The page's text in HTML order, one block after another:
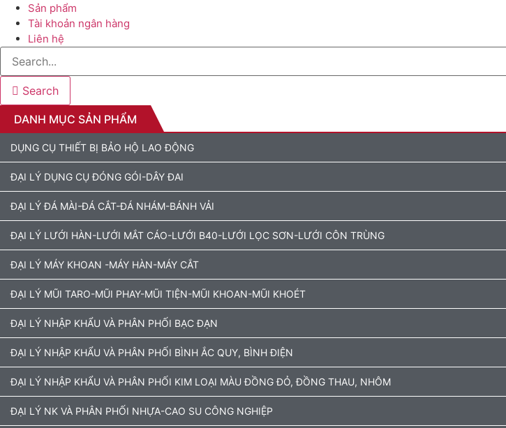
Sản phẩm
Tài khoản ngân hàng
Liên hệ
Search
DANH MỤC SẢN PHẨM
DỤNG CỤ THIẾT BỊ BẢO HỘ LAO ĐỘNG
ĐẠI LÝ DỤNG CỤ ĐÓNG GÓI-DÂY ĐAI
ĐẠI LÝ ĐÁ MÀI-ĐÁ CẮT-ĐÁ NHÁM-BÁNH VẢI
ĐẠI LÝ LƯỚI HÀN-LƯỚI MẮT CÁO-LƯỚI B40-LƯỚI LỌC SƠN-LƯỚI CÔN TRÙNG
ĐẠI LÝ MÁY KHOAN -MÁY HÀN-MÁY CẮT
ĐẠI LÝ MŨI TARO-MŨI PHAY-MŨI TIỆN-MŨI KHOAN-MŨI KHOÉT
ĐẠI LÝ NHẬP KHẨU VÀ PHÂN PHỐI BẠC ĐẠN
ĐẠI LÝ NHẬP KHẨU VÀ PHÂN PHỐI BÌNH ẮC QUY, BÌNH ĐIỆN
ĐẠI LÝ NHẬP KHẨU VÀ PHÂN PHỐI KIM LOẠI MÀU ĐỒNG ĐỎ, ĐỒNG THAU, NHÔM
ĐẠI LÝ NK VÀ PHÂN PHỐI NHỰA-CAO SU CÔNG NGHIỆP